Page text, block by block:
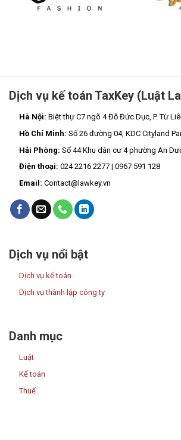
Dịch vụ kế toán TaxKey (Luật
Hà Nội: Biệt thự C7 ngõ 4 Đỗ Đức Dục, P. Từ
Hồ Chí Minh: Số 26 đường 04, KDC Cityland
Hải Phòng: Số 44 Khu dân cư 4 phường An
Điện thoại: 024 2216 2277 | 0967 591 128
Email: Contact@lawkey.vn
Dịch vụ nổi bật
Dịch vụ kế toán
Dịch vụ thành lập công ty
Danh mục
Luật
Kế toán
Thuế